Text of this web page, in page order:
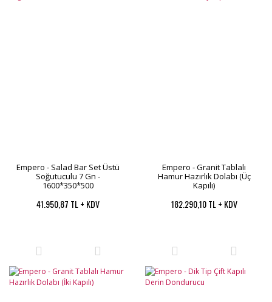
Empero - Salad Bar Set Üstü
Soğutuculu 7 Gn -
1600*350*500
41.950,87 TL + KDV
Empero - Granit Tablalı
Hamur Hazırlık Dolabı (Üç
Kapılı)
182.290,10 TL + KDV